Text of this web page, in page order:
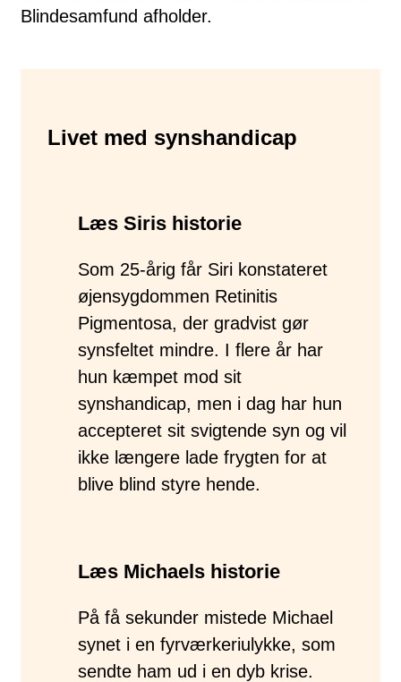
Blindesamfund afholder.
Livet med synshandicap
Læs Siris historie
Som 25-årig får Siri konstateret
øjensygdommen Retinitis
Pigmentosa, der gradvist gør
synsfeltet mindre. I flere år har
hun kæmpet mod sit
synshandicap, men i dag har hun
accepteret sit svigtende syn og vil
ikke længere lade frygten for at
blive blind styre hende.
Læs Michaels historie
På få sekunder mistede Michael
synet i en fyrværkeriulykke, som
sendte ham ud i en dyb krise.